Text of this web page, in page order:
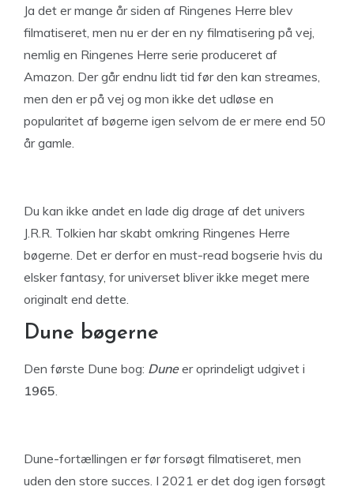
Ja det er mange år siden af Ringenes Herre blev
filmatiseret, men nu er der en ny filmatisering på vej,
nemlig en Ringenes Herre serie produceret af
Amazon. Der går endnu lidt tid før den kan streames,
men den er på vej og mon ikke det udløse en
popularitet af bøgerne igen selvom de er mere end 50
år gamle.
Du kan ikke andet en lade dig drage af det univers
J.R.R. Tolkien har skabt omkring Ringenes Herre
bøgerne. Det er derfor en must-read bogserie hvis du
elsker fantasy, for universet bliver ikke meget mere
originalt end dette.
Dune bøgerne
Den første Dune bog: Duneer oprindeligt udgivet i
1965.
Dune-fortællingen er før forsøgt filmatiseret, men
uden den store succes. I 2021 er det dog igen forsøgt